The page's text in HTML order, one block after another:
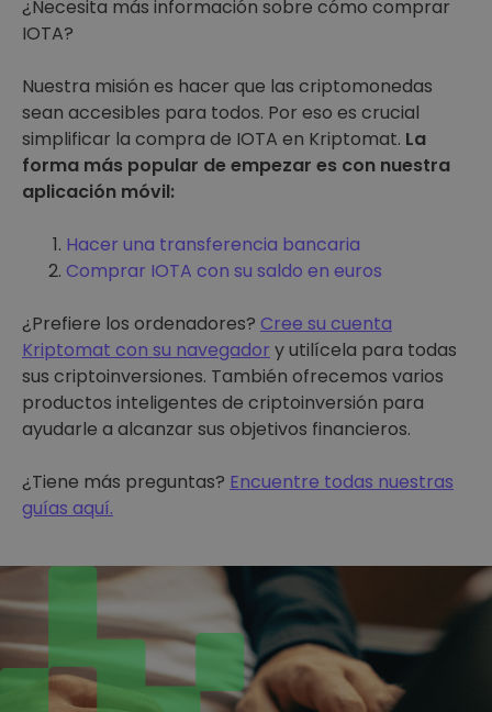
¿Necesita más información sobre cómo comprar
IOTA?
Nuestra misión es hacer que las criptomonedas
sean accesibles para todos. Por eso es crucial
simplificar la compra de IOTA en Kriptomat. La
forma más popular de empezar es con nuestra
aplicación móvil:
Hacer una transferencia bancaria
Comprar IOTA con su saldo en euros
¿Prefiere los ordenadores? Cree su cuenta
Kriptomat con su navegador y utilícela para todas
sus criptoinversiones. También ofrecemos varios
productos inteligentes de criptoinversión para
ayudarle a alcanzar sus objetivos financieros.
¿Tiene más preguntas? Encuentre todas nuestras
guías aquí.